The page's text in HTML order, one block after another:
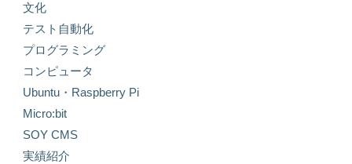
文化
テスト自動化
プログラミング
コンピュータ
Ubuntu・Raspberry Pi
Micro:bit
SOY CMS
実績紹介